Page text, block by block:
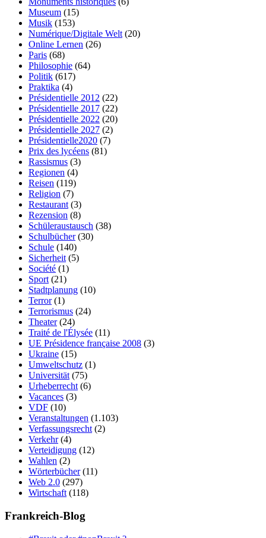
Museum (15)
Musik (153)
Numérique/Digitale Welt (20)
Online Lernen (26)
Paris (68)
Philosophie (64)
Politik (617)
Praktika (4)
Présidentielle 2012 (22)
Présidentielle 2017 (22)
Présidentielle 2022 (20)
Présidentielle 2027 (2)
Présidentielle2020 (7)
Prix des lycéens (81)
Rassismus (3)
Regionen (4)
Reisen (119)
Religion (7)
Restaurant (3)
Rezension (8)
Schüleraustausch (38)
Schulbücher(30)
Schule (140)
Sicherheit (5)
Société (1)
Sport (21)
Stadtplanung (10)
Terror(1)
Terrorismus (24)
Theater(24)
Traité de l'Élysée (11)
UE Présidence française 2008 (3)
Ukraine (15)
Umweltschutz (1)
Universität (75)
Urheberrecht (6)
Vacances (3)
VDF (10)
Veranstaltungen (1.103)
Verfassungsrecht (2)
Verkehr(4)
Verteidigung (12)
Wahlen (2)
Wörterbücher(11)
Web 2.0 (297)
Wirtschaft (118)
Frankreich-Blog